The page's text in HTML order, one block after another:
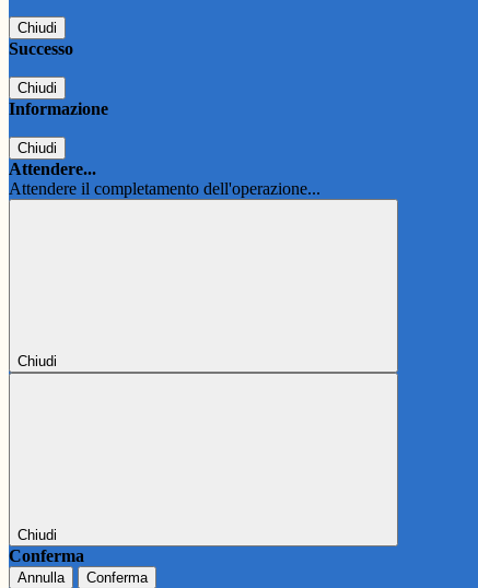
Chiudi
Successo
Chiudi
Informazione
Chiudi
Attendere...
Attendere il completamento dell'operazione...
Chiudi
Chiudi
Conferma
Annulla Conferma